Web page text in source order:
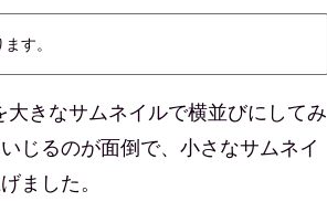
す。
きなサムネイルで横並びにしてみ
じるのが面倒で、小さなサムネイ
ました。